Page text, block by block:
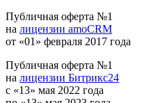
Публичная оферта №1
на лицензии amoCRM
от «01» февраля 2017 года
Публичная оферта №1
на лицензии Битрикс24
с «13» мая 2022 года